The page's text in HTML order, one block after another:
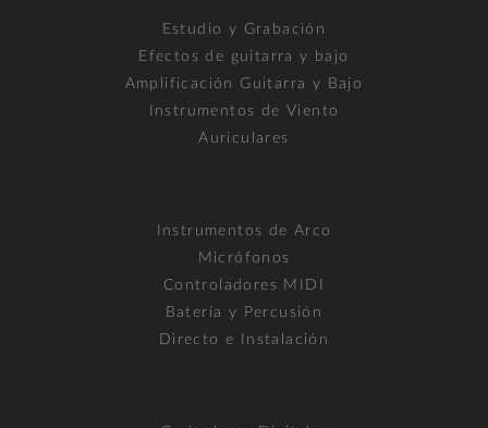
Estudio y Grabación
Efectos de guitarra y bajo
Amplificación Guitarra y Bajo
Instrumentos de Viento
Auriculares
Instrumentos de Arco
Micrófonos
Controladores MIDI
Batería y Percusión
Directo e Instalación